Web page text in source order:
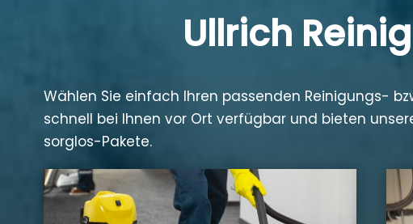
Ullrich
Wählen Sie einfach Ihren passenden Reinigungs-
schnell bei Ihnen vor Ort verfügbar und bieten
sorglos-Pakete.